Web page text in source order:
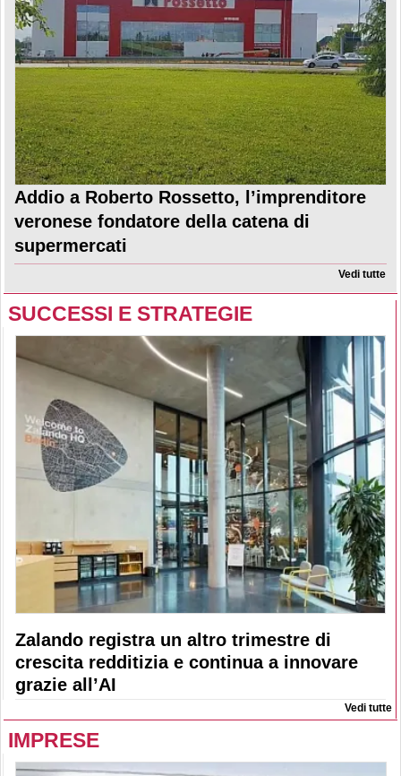
Addio a Roberto Rossetto, l’imprenditore
veronese fondatore della catena di
supermercati
Vedi tutte
SUCCESSI E STRATEGIE
Zalando registra un altro trimestre di
crescita redditizia e continua a innovare
grazie all’AI
Vedi tutte
IMPRESE